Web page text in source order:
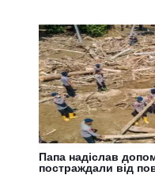
Папа надіслав
постраждали від